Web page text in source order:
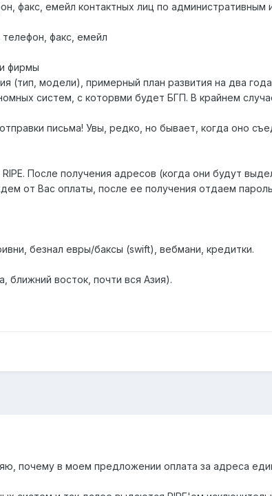
факс, емейл контактных лиц по административным
факс, емейл
фирмы
(тип, модели), примерный план развития на два
систем, с которвми будет БГП. В крайнем
письма! Увы, редко, но бывает, когда оно
После получения адресов (когда они будут
от Вас оплаты, после ее получения отдаем
безнал евры/баксы (swift), вебмани, кредитки.
ближний восток, почти вся Азия).
почему в моем предложении оплата за адреса